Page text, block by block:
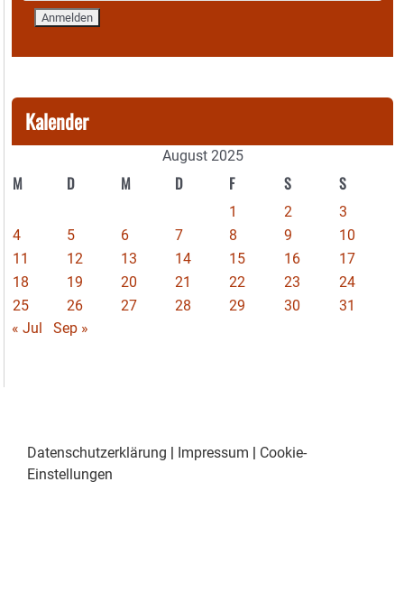
Kalender
August 2025
M D M D F S S
1 2
3
4
5 6 7 8 9
10
11
12 13 14 15 16
17
18
19 20 21 22 23
24
25
26 27 28 29 30
31
« Jul
Sep »
Datenschutzerklärung | Impressum | Cookie-
Einstellungen